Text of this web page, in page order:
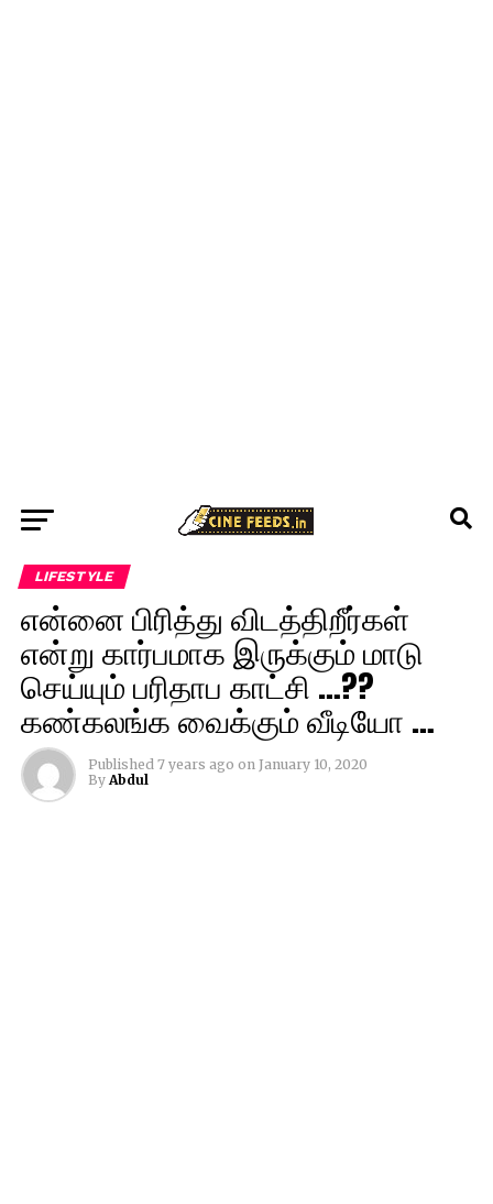
LIFESTYLE
என்னை பிரித்து விடத்திறீர்கள்
என்று கார்பமாக இருக்கும் மாடு
செய்யும் பரிதாப காட்சி …??
கண்கலங்க வைக்கும் வீடியோ …
Published 7 years ago on January 10, 2020
By Abdul